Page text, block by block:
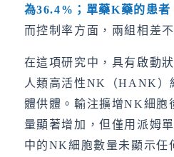
為36.4% ；單藥K藥的患
而控制率方面，兩組相差不
在這項研究中，具有啟動
人類高活性NK（HANK）
體供體。輸注擴增NK細胞
量顯著增加，但僅用派姆
中的NK細胞數量未顯示任